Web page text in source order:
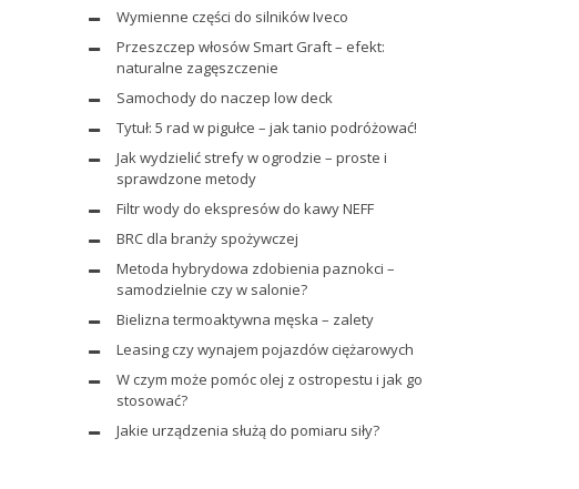
Wymienne części do silników Iveco
Przeszczep włosów Smart Graft – efekt:
naturalne zagęszczenie
Samochody do naczep low deck
Tytuł: 5 rad w pigułce – jak tanio podróżować!
Jak wydzielić strefy w ogrodzie – proste i
sprawdzone metody
Filtr wody do ekspresów do kawy NEFF
BRC dla branży spożywczej
Metoda hybrydowa zdobienia paznokci –
samodzielnie czy w salonie?
Bielizna termoaktywna męska – zalety
Leasing czy wynajem pojazdów ciężarowych
W czym może pomóc olej z ostropestu i jak go
stosować?
Jakie urządzenia służą do pomiaru siły?